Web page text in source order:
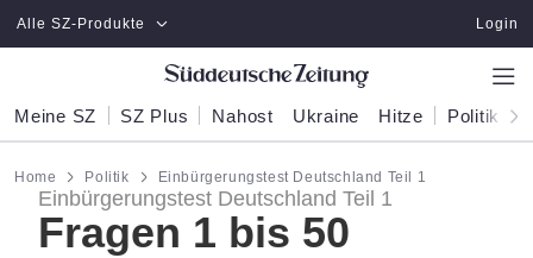
Zum Hauptinhalt springen
Alle SZ-Produkte Login
Meine SZ SZ Plus Nahost Ukraine Hitze Politik
Home Politik Einbürgerungstest Deutschland Teil 1
Einbürgerungstest Deutschland Teil 1
Fragen 1 bis 50